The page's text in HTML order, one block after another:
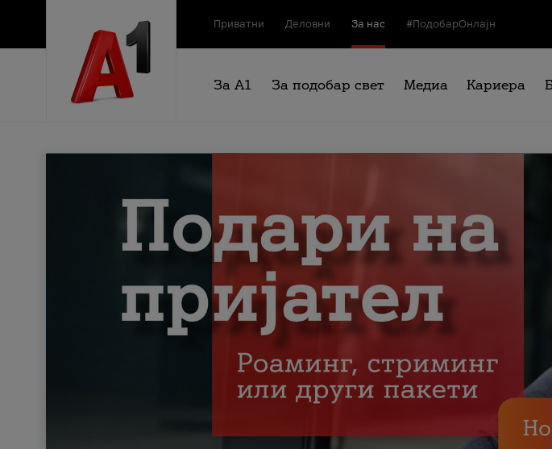
Приватни Деловни За нас #ПодобарОнлајн
За А1 За подобар свет Медиа Кариера